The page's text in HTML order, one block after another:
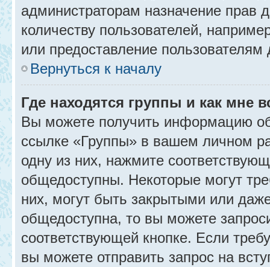
администраторам назначение прав
количеству пользователей,
или предоставление
Вернуться к началу
Где находятся группы и как мне
Вы можете получить информацию
ссылке «Группы» в вашем личном
одну из них, нажмите
общедоступны. Некоторые могут
них, могут быть закрытыми или
общедоступна, то вы можете
соответствующей кнопке. Если
вы можете отправить запрос на